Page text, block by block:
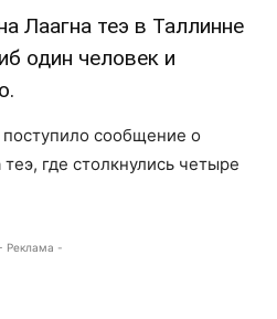
Лаагна теэ в Таллинне
один человек и
сообщение о
где столкнулись четыре
Реклама -